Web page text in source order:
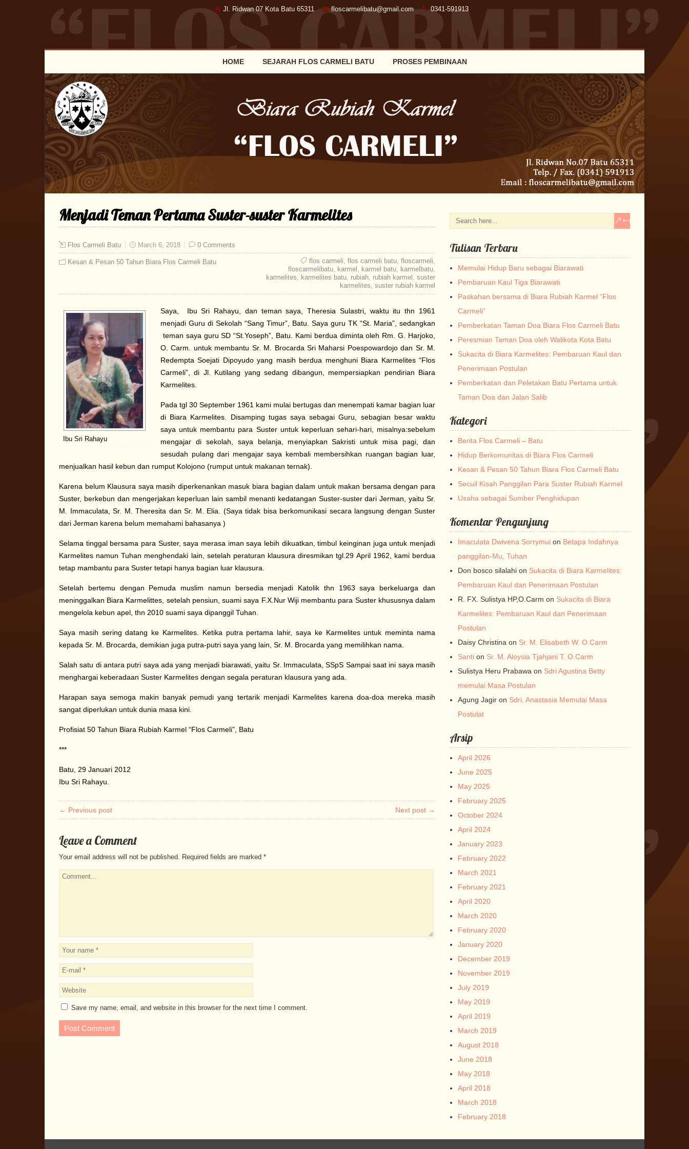
Jl. Ridwan 07 Kota Batu 65311 floscarmelibatu@gmail.com 0341-591913
HOME SEJARAH FLOS CARMELI BATU PROSES PEMBINAAN
Menjadi Teman Pertama Suster-suster Karmelites
Flos Carmeli Batu March 6, 2018 0 Comments
Kesan & Pesan 50 Tahun Biara Flos Carmeli Batu flos carmeli, flos carmeli batu, floscarmeli,
floscarmelibatu, karmel , karmel batu, karmelbatu,
karmelites, karmelites batu, rubiah, rubiah karmel , suster
karmelites, suster rubiah karmel
Ibu Sri Rahayu
Saya, Ibu Sri Rahayu, dan teman saya, Theresia Sulastri, waktu itu thn 1961
menjadi Guru di Sekolah “Sang Timur”, Batu. Saya guru TK “St. Maria”, sedangkan
teman saya guru SD “St.Yoseph”, Batu. Kami berdua diminta oleh Rm. G. Harjoko,
O. Carm. untuk membantu Sr. M. Brocarda Sri Maharsi Poespowardojo dan Sr. M.
Redempta Soejati Dipoyudo yang masih berdua menghuni Biara Karmelites “Flos
Carmeli”, di Jl. Kutilang yang sedang dibangun, mempersiapkan pendirian Biara
Karmelites.
Pada tgl 30 September 1961 kami mulai bertugas dan menempati kamar bagian luar
di Biara Karmelites. Disamping tugas saya sebagai Guru, sebagian besar waktu
saya untuk membantu para Suster untuk keperluan sehari-hari, misalnya:sebelum
mengajar di sekolah, saya belanja, menyiapkan Sakristi untuk misa pagi, dan
sesudah pulang dari mengajar saya kembali membersihkan ruangan bagian luar,
menjualkan hasil kebun dan rumput Kolojono (rumput untuk makanan ternak).
Karena belum Klausura saya masih diperkenankan masuk biara bagian dalam untuk makan bersama dengan para
Suster, berkebun dan mengerjakan keperluan lain sambil menanti kedatangan Suster-suster dari Jerman, yaitu Sr.
M. Immaculata, Sr. M. Theresita dan Sr. M. Elia. (Saya tidak bisa berkomunikasi secara langsung dengan Suster
dari Jerman karena belum memahami bahasanya )
Selama tinggal bersama para Suster, saya merasa iman saya lebih dikuatkan, timbul keinginan juga untuk menjadi
Karmelites namun Tuhan menghendaki lain, setelah peraturan klausura diresmikan tgl.29 April 1962, kami berdua
tetap mambantu para Suster tetapi hanya bagian luar klausura.
Setelah bertemu dengan Pemuda muslim namun bersedia menjadi Katolik thn 1963 saya berkeluarga dan
meninggalkan Biara Karmelittes, setelah pensiun, suami saya F.X.Nur Wiji membantu para Suster khususnya dalam
mengelola kebun apel, thn 2010 suami saya dipanggil Tuhan.
Saya masih sering datang ke Karmelites. Ketika putra pertama lahir, saya ke Karmelites untuk meminta nama
kepada Sr. M. Brocarda, demikian juga putra-putri saya yang lain, Sr. M. Brocarda yang memilihkan nama.
Salah satu di antara putri saya ada yang menjadi biarawati, yaitu Sr. Immaculata, SSpS Sampai saat ini saya masih
menghargai keberadaan Suster Karmelites dengan segala peraturan klausura yang ada.
Harapan saya semoga makin banyak pemudi yang tertarik menjadi Karmelites karena doa-doa mereka masih
sangat diperlukan untuk dunia masa kini.
Profisiat 50 Tahun Biara Rubiah Karmel “Flos Carmeli”, Batu
***
Batu, 29 Januari 2012
Ibu Sri Rahayu.
← Previous post Next post →
Leave a Comment
Your email address will not be published. Required fields are marked *
Save my name, email, and website in this browser for the next time I comment.
Tulisan Terbaru
Memulai Hidup Baru sebagai Biarawati
Pembaruan Kaul Tiga Biarawati
Paskahan bersama di Biara Rubiah Karmel “Flos
Carmeli”
Pemberkatan Taman Doa Biara Flos Carmeli Batu
Peresmian Taman Doa oleh Walikota Kota Batu
Sukacita di Biara Karmelites: Pembaruan Kaul dan
Penerimaan Postulan
Pemberkatan dan Peletakan Batu Pertama untuk
Taman Doa dan Jalan Salib
Kategori
Berita Flos Carmeli – Batu
Hidup Berkomunitas di Biara Flos Carmeli
Kesan & Pesan 50 Tahun Biara Flos Carmeli Batu
Secuil Kisah Panggilan Para Suster Rubiah Karmel
Usaha sebagai Sumber Penghidupan
Komentar Pengunjung
Imaculata Dwivena Sorrymui on Betapa Indahnya
panggilan-Mu, Tuhan
Don bosco silalahi on Sukacita di Biara Karmelites:
Pembaruan Kaul dan Penerimaan Postulan
R. FX. Sulistya HP,O.Carm on Sukacita di Biara
Karmelites: Pembaruan Kaul dan Penerimaan
Postulan
Daisy Christina on Sr. M. Elisabeth W. O.Carm
Santi on Sr. M. Aloysia Tjahjani T. O.Carm
Sulistya Heru Prabawa on Sdri Agustina Betty
memulai Masa Postulan
Agung Jagir on Sdri. Anastasia Memulai Masa
Postulat
Arsip
April 2026
June 2025
May 2025
February 2025
October 2024
April 2024
January 2023
February 2022
March 2021
February 2021
April 2020
March 2020
February 2020
January 2020
December 2019
November 2019
July 2019
May 2019
April 2019
March 2019
August 2018
June 2018
May 2018
April 2018
March 2018
February 2018